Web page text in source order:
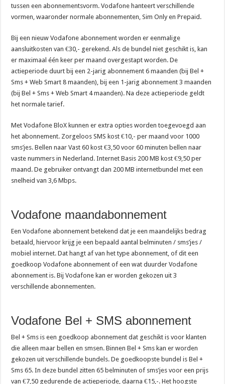
Oude telefoon inleveren: waarom dat goed is voor je portemonnee en het milieu
Goedkoper bellen en toch een nieuwe MacBook in huis halen
0900 OV9292: het telefoonnummer voor al je reisinfo
tussen een abonnementsvorm. Vodafone hanteert verschillende
vormen, waaronder normale abonnementen, Sim Only en Prepaid.
Bij een nieuw Vodafone abonnement worden er eenmalige
aansluitkosten van €30,- gerekend. Als de bundel niet geschikt is, kan
er maximaal één keer per maand overgestapt worden. De
actieperiode duurt bij een 2-jarig abonnement 6 maanden (bij Bel +
Sms + Web Smart 8 maanden), bij een 1-jarig abonnement 3 maanden
(bij Bel + Sms + Web Smart 4 maanden). Na deze actieperiode geldt
het normale tarief.
Met Vodafone BloX kunnen er extra opties worden toegevoegd aan
het abonnement. Zorgeloos SMS kost €10,- per maand voor 1000
sms’jes. Bellen naar Vast 60 kost €3,50 voor 60 minuten bellen naar
vaste nummers in Nederland. Internet Basis 200 MB kost €9,50 per
maand. De gebruiker ontvangt dan 200 MB internetbundel met een
snelheid van 3,6 Mbps.
Vodafone maandabonnement
Een Vodafone abonnement betekend dat je een maandelijks bedrag
betaald, hiervoor krijg je een bepaald aantal belminuten / sms’jes /
mobiel internet. Dat hangt af van het type abonnement, of dit een
goedkoop Vodafone abonnement of een wat duurder Vodafone
abonnement is. Bij Vodafone kan er worden gekozen uit 3
verschillende abonnementen.
Vodafone Bel + SMS abonnement
Bel + Sms is een goedkoop abonnement dat geschikt is voor klanten
die alleen maar bellen en smsen. Binnen Bel + Sms kan er worden
gekozen uit verschillende bundels. De goedkoopste bundel is Bel +
Sms 65. In deze bundel zitten 65 belminuten of sms’jes voor een prijs
van €7,50 gedurende de actieperiode, daarna €15,-. Het hoogste